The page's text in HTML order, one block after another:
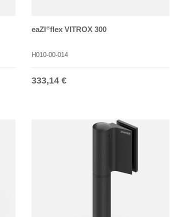
eaZI®flex VITROX 300
H010-00-014
Normaler Preis
333,14 €